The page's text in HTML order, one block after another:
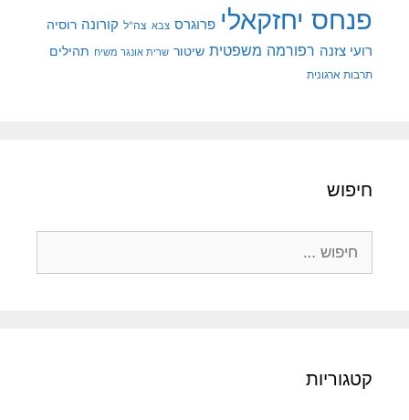
פנחס יחזקאלי פרוגרס צבא צה"ל קורונה רוסיה
רועי צזנה רפורמה משפטית שיטור שרית אונגר משיח תהילים
תרבות ארגונית
חיפוש
קטגוריות